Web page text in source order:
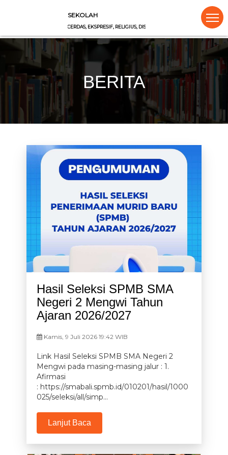
SEKOLAH
CERDAS, EKSPRESIF, RELIGIUS, DISIPLIN, INTEGRITAS, KREATIF
BERITA
Hasil Seleksi SPMB SMA
Negeri 2 Mengwi Tahun
Ajaran 2026/2027
Kamis, 9 Juli 2026 19:42 WIB
Link Hasil Seleksi SPMB SMA Negeri 2
Mengwi pada masing-masing jalur : 1.
Afirmasi
: https://smabali.spmb.id/010201/hasil/1000
025/seleksi/all/simp...
Lanjut Baca